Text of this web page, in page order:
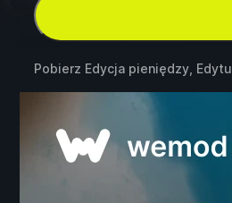
Pobierz Edycja pieniędzy,